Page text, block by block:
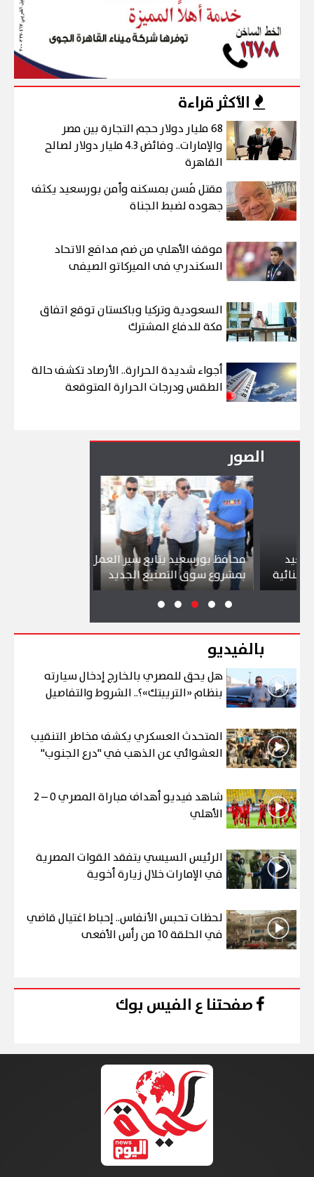
الأكثر قراءة
68 مليار دولار حجم التجارة بين مصر
والإمارات.. وفائض 4.3 مليار دولار لصالح
القاهرة
مقتل مُسن بمسكنه وأمن بورسعيد يكثف
جهوده لضبط الجناة
موقف الأهلي من ضم مدافع الاتحاد
السكندري فى الميركاتو الصيفى
السعودية وتركيا وباكستان توقع اتفاق
مكة للدفاع المشترك
أجواء شديدة الحرارة.. الأرصاد تكشف حالة
الطقس ودرجات الحرارة المتوقعة
الصور
محافظ بورسعيد يتابع سير العمل
بمشروع سوق التصنيع الجديد
بالفيديو
هل يحق للمصري بالخارج إدخال سيارته
بنظام «التريبتك»؟.. الشروط والتفاصيل
المتحدث العسكري يكشف مخاطر التنقيب
العشوائي عن الذهب في "درع الجنوب"
شاهد فيديو أهداف مباراة المصري 0 – 2
الأهلي
الرئيس السيسي يتفقد القوات المصرية
في الإمارات خلال زيارة أخوية
لحظات تحبس الأنفاس.. إحباط اغتيال قاضي
في الحلقة 10 من رأس الأفعى
صفحتنا ع الفيس بوك